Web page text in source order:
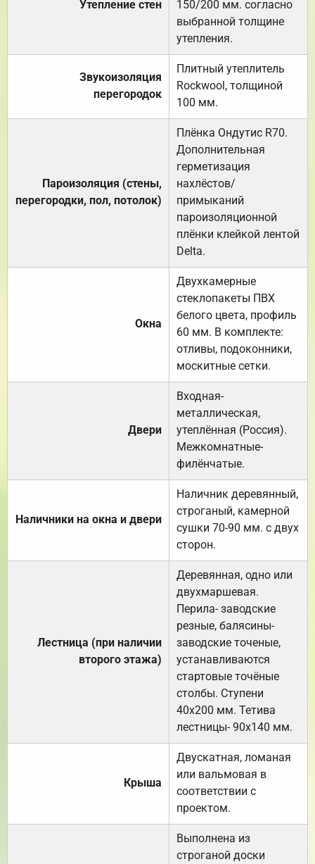
Утепление стен
150/200 мм. согласно
выбранной толщине
утепления.
Звукоизоляция
перегородок
Плитный утеплитель
Rockwool, толщиной
100 мм.
Пароизоляция (стены,
перегородки, пол, потолок)
Плёнка Ондутис R70.
Дополнительная
герметизация
нахлёстов/
примыканий
пароизоляционной
плёнки клейкой лентой
Delta.
Окна
Двухкамерные
стеклопакеты ПВХ
белого цвета, профиль
60 мм. В комплекте:
отливы, подоконники,
москитные сетки.
Двери
Входная-
металлическая,
утеплённая (Россия).
Межкомнатные-
филёнчатые.
Наличники на окна и двери
Наличник деревянный,
строганый, камерной
сушки 70-90 мм. с двух
сторон.
Лестница (при наличии
второго этажа)
Деревянная, одно или
двухмаршевая.
Перила- заводские
резные, балясины-
заводские точеные,
устанавливаются
стартовые точёные
столбы. Ступени
40х200 мм. Тетива
лестницы- 90х140 мм.
Крыша
Двускатная, ломаная
или вальмовая в
соответствии с
проектом.
Выполнена из
строганой доски